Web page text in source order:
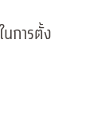
นการตั้ง